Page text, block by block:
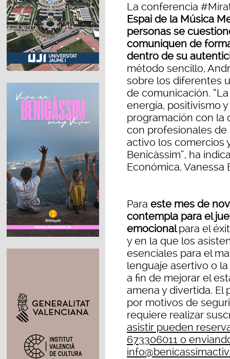
La conferencia
Espai de la Música
personas se
comuniquen de
dentro de su
método sencillo,
sobre los diferentes
de comunicación.
energía, positivismo
programación con la
con profesionales
activo los comercios
Benicàssim”, ha
Económica, Vanessa
Para este mes de
contempla para el
emocionalpara el
y en la que los
esenciales para el
lenguaje asertivo o
a fin de mejorar el
amena y divertida. El
por motivos de
requiere realizar
asistir pueden
673306011 o